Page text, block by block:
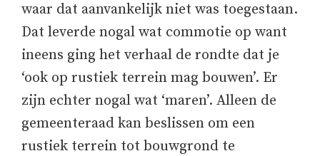
waar dat aanvankelijk niet was toegestaan.
Dat leverde nogal wat commotie op want
ineens ging het verhaal de rondte dat je
‘ook op rustiek terrein mag bouwen’. Er
zijn echter nogal wat ‘maren’. Alleen de
gemeenteraad kan beslissen om een
rustiek terrein tot bouwgrond te